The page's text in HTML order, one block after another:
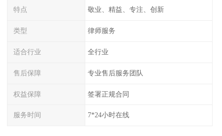
特点 敬业、精益、专注、创新
类型 律师服务
适合行业 全行业
售后保障 专业售后服务团队
权益保障 签署正规合同
服务时间 7*24小时在线